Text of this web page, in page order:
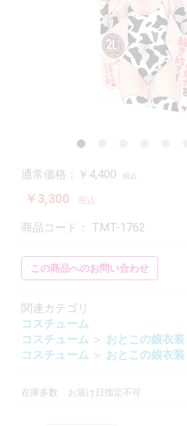
通常価格：￥4,400 税込
￥3,300 税込
商品コード： TMT-1762
この商品へのお問い合わせ
関連カテゴリ
コスチューム
コスチューム ＞ おとこの娘衣装
コスチューム ＞ おとこの娘衣装
在庫多数 お届け日指定不可